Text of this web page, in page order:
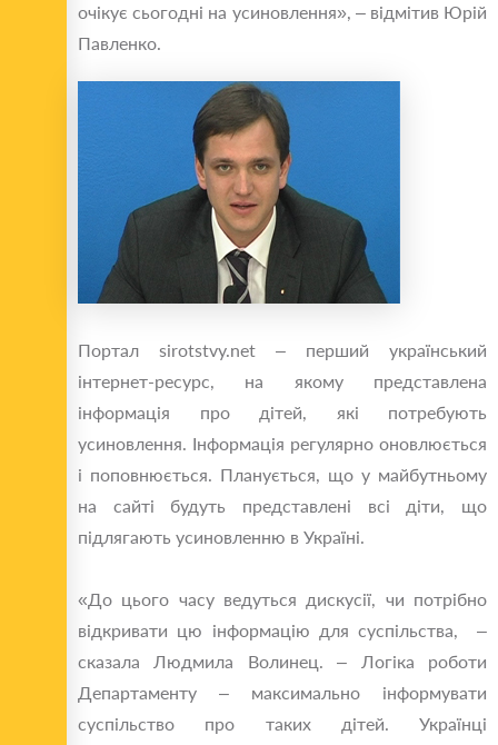
очікує сьогодні на усиновлення», – відмітив Юрій
Павленко.
Портал sirotstvy.net – перший український
інтернет-ресурс, на якому представлена
інформація про дітей, які потребують
усиновлення. Інформація регулярно оновлюється
і поповнюється. Планується, що у майбутньому
на сайті будуть представлені всі діти, що
підлягають усиновленню в Україні.
«До цього часу ведуться дискусії, чи потрібно
відкривати цю інформацію для суспільства, –
сказала Людмила Волинец. – Логіка роботи
Департаменту – максимально інформувати
суспільство про таких дітей. Українці